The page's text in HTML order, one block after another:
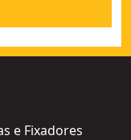
e Fixadores